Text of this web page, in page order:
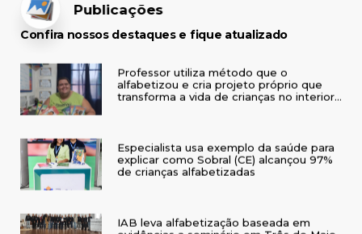
Publicações
Confira nossos destaques e fique atualizado
Professor utiliza método que o
alfabetizou e cria projeto próprio que
transforma a vida de crianças no interior
Especialista usa exemplo da saúde para
explicar como Sobral (CE) alcançou 97%
de crianças alfabetizadas
IAB leva alfabetização baseada em